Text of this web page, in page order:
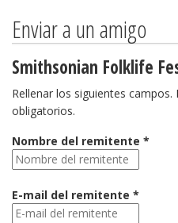
Enviar a un amigo
Smithsonian Folklife
Rellenar los siguientes
obligatorios.
Nombre del remitente *
E-mail del remitente *